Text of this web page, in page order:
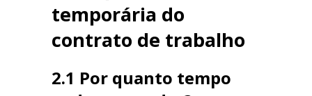
temporária do
contrato de trabalho
2.1 Por quanto tempo